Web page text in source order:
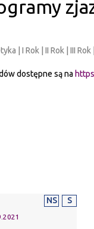
| I Rok | II Rok | III
dostępne są na
NS S